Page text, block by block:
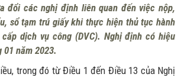
đổi các nghị định liên quan đến việc nộp,
sổ tạm trú giấy khi thực hiện thủ tục hành
dịch vụ công (DVC). Nghị định có hiệu
năm 2023.
trong đó từ Điều 1 đến Điều 13 của Nghị